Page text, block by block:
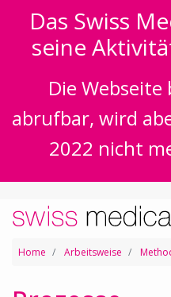
Das Swiss
seine
Die
abrufbar, wird
2022 nicht
Home Arbeitsweise